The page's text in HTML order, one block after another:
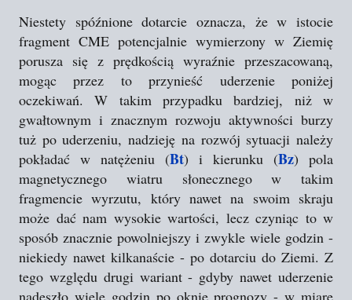
Niestety spóźnione dotarcie oznacza, że w istocie
fragment CME potencjalnie wymierzony w Ziemię
porusza się z prędkością wyraźnie przeszacowaną,
mogąc przez to przynieść uderzenie poniżej
oczekiwań. W takim przypadku bardziej, niż w
gwałtownym i znacznym rozwoju aktywności burzy
tuż po uderzeniu, nadzieję na rozwój sytuacji należy
pokładać w natężeniu (Bt) i kierunku (Bz) pola
magnetycznego wiatru słonecznego w takim
fragmencie wyrzutu, który nawet na swoim skraju
może dać nam wysokie wartości, lecz czyniąc to w
sposób znacznie powolniejszy i zwykle wiele godzin -
niekiedy nawet kilkanaście - po dotarciu do Ziemi. Z
tego względu drugi wariant - gdyby nawet uderzenie
nadeszło wiele godzin po oknie prognozy - w miarę